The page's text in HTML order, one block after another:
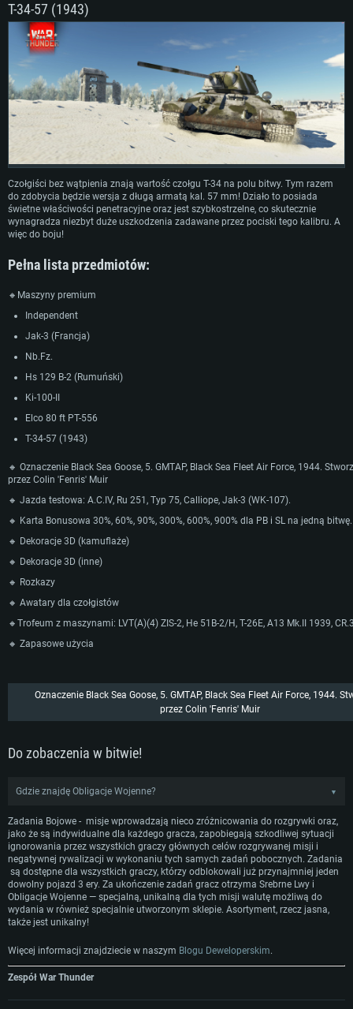
For PC
For MAC
Minimalne
OS: Windows 10 (64 bit)
Procesor: Dual-Core 2.2 GHz
Pamięć: 4GB
Połączenie sieciowe: Internet szerokopasmowy
Dysk twardy: 22.1 GB (minimalny klient)
Rekomendowane
Procesor: Intel Core i5 lub Ryzen 5 3600
Karta graficzna: Karta obsługująca DirectX 11: Nvidia GeForce
lepsza, Radeon RX 570 lub lepsza
Połączenie sieciowe: Internet szerokopasmowy
Dysk twardy: 62.2 GB (pełny klient)
Minimalne
OS: Mac OS Big Sur 11.0 lub nowszy
Procesor: Core i5, minimum 2.2GHz (Xeon nie jest wspierany)
Pamięć: 6 GB
Połączenie sieciowe: Internet szerokopasmowy
Dysk twardy: 22.1 GB (minimalny klient)
Rekomendowane
Procesor: Intel Core i7 (Xeon nie jest wspierany)
Karta graficzna: Radeon Vega II lub lepsza
Połączenie sieciowe: Internet szerokopasmowy
Dysk twardy: 62.2 GB (pełny klient)
Minimalne
OS: Ostatnie wydania 64bit Linux
Procesor: Dual-Core 2.4 GHz
Pamięć: 4 GB
miesięcy) (minimalna rozdzielczość to 720p) ze wsparciem Vulkan
Połączenie sieciowe: Internet szerokopasmowy
Dysk twardy: 22.1 GB (minimalny klient)
Rekomendowane
Pamięć: 16 GB
Karta graficzna: NVIDIA 1060 nowymi sterownikami (nie starsze niż
miesięcy) / podobna od AMD z nowymi sterownikami (nie starsze
miesięcy) (minimalna rozdzielczość to 720p) ze wsparciem Vulkan
Połączenie sieciowe: Internet szerokopasmowy
Dysk twardy: 62.2 GB (pełny klient)
Т-34-57 (1943)
Czołgiści bez wątpienia znają wartość czołgu T-34 na polu bitwy. Tym razem
do zdobycia będzie wersja z długą armatą kal. 57 mm! Działo to posiada
świetne właściwości penetracyjne oraz jest szybkostrzelne, co skutecznie
wynagradza niezbyt duże uszkodzenia zadawane przez pociski tego kalibru. A
więc do boju!
Pełna lista przedmiotów:
🔸Maszyny premium
Independent
Jak-3 (Francja)
Nb.Fz.
Hs 129 B-2 (Rumuński)
Ki-100-II
Elco 80 ft PT-556
Т-34-57 (1943)
🔸 Oznaczenie Black Sea Goose, 5. GMTAP, Black Sea Fleet Air Force, 1944.
przez Colin 'Fenris' Muir
🔸 Jazda testowa: A.C.IV, Ru 251, Typ 75, Calliope, Jak-3 (WK-107).
🔸 Karta Bonusowa 30%, 60%, 90%, 300%, 600%, 900% dla PB i SL na jedną bitwę.
🔸 Dekoracje 3D (kamuflaże)
🔸 Dekoracje 3D (inne)
🔸 Rozkazy
🔸 Awatary dla czołgistów
🔸Trofeum z maszynami: LVT(A)(4) ZIS-2, He 51B-2/H, Т-26E, A13 Mk.II 1939,
🔸 Zapasowe użycia
Oznaczenie Black Sea Goose, 5. GMTAP, Black Sea Fleet Air Force, 1944.
przez Colin 'Fenris' Muir
Do zobaczenia w bitwie!
Gdzie znajdę Obligacje Wojenne? ▼
Zadania Bojowe - misje wprowadzają nieco zróżnicowania do rozgrywki oraz,
jako że są indywidualne dla każdego gracza, zapobiegają szkodliwej sytuacji
ignorowania przez wszystkich graczy głównych celów rozgrywanej misji i
negatywnej rywalizacji w wykonaniu tych samych zadań pobocznych. Zadania
są dostępne dla wszystkich graczy, którzy odblokowali już przynajmniej jeden
dowolny pojazd 3 ery. Za ukończenie zadań gracz otrzyma Srebrne Lwy i
Obligacje Wojenne — specjalną, unikalną dla tych misji walutę możliwą do
wydania w również specjalnie utworzonym sklepie. Asortyment, rzecz jasna,
także jest unikalny!
Więcej informacji znajdziecie w naszym Blogu Deweloperskim.
Zespół War Thunder